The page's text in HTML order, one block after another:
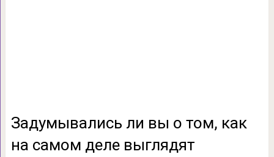
Задумывались ли вы о том, как
на самом деле выглядят